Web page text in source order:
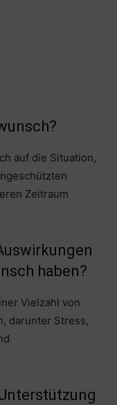
auf die Situation,
Zeitraum
haben?
Vielzahl von
darunter Stress,